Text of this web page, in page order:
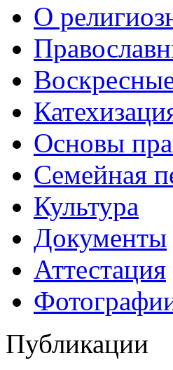
О
Основы
Семейная
Культура
Документы
Аттестация
Публикации